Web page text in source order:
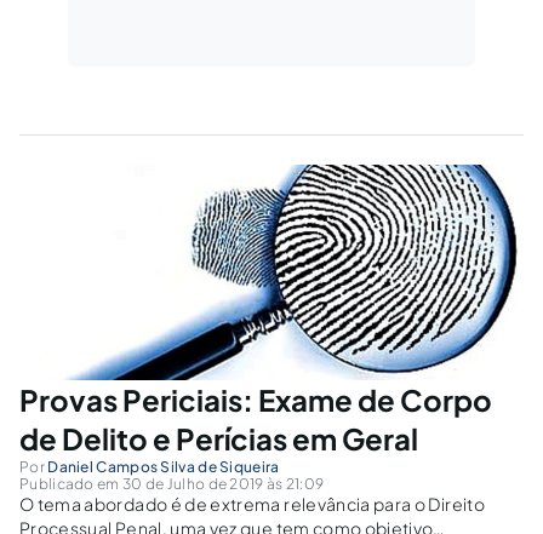
Provas Periciais: Exame de Corpo
de Delito e Perícias em Geral
Por Daniel Campos Silva de Siqueira
Publicado em 30 de Julho de 2019 às 21:09
O tema abordado é de extrema relevância para o Direito
Processual Penal, uma vez que tem como objetivo